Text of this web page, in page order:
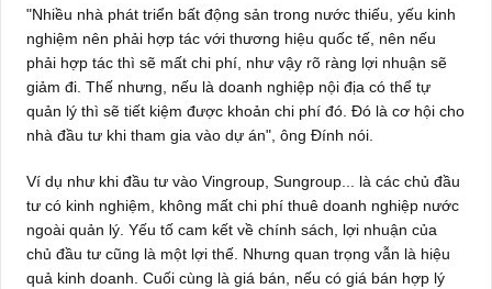
"Nhiều nhà phát triển bất động sản trong nước thiếu, yếu kinh
nghiệm nên phải hợp tác với thương hiệu quốc tế, nên nếu
phải hợp tác thì sẽ mất chi phí, như vậy rõ ràng lợi nhuận sẽ
giảm đi. Thế nhưng, nếu là doanh nghiệp nội địa có thể tự
quản lý thì sẽ tiết kiệm được khoản chi phí đó. Đó là cơ hội cho
nhà đầu tư khi tham gia vào dự án", ông Đính nói.
Ví dụ như khi đầu tư vào Vingroup, Sungroup... là các chủ đầu
tư có kinh nghiệm, không mất chi phí thuê doanh nghiệp nước
ngoài quản lý. Yếu tố cam kết về chính sách, lợi nhuận của
chủ đầu tư cũng là một lợi thế. Nhưng quan trọng vẫn là hiệu
quả kinh doanh. Cuối cùng là giá bán, nếu có giá bán hợp lý